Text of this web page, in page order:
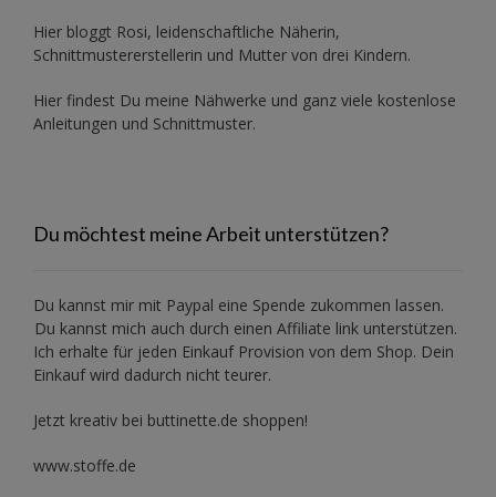
Hier bloggt Rosi, leidenschaftliche Näherin,
Schnittmustererstellerin und Mutter von drei Kindern.
Hier findest Du meine Nähwerke und ganz viele kostenlose
Anleitungen und Schnittmuster.
Du möchtest meine Arbeit unterstützen?
Du kannst mir mit Paypal eine Spende zukommen lassen.
Du kannst mich auch durch einen Affiliate link unterstützen.
Ich erhalte für jeden Einkauf Provision von dem Shop. Dein
Einkauf wird dadurch nicht teurer.
Jetzt kreativ bei buttinette.de shoppen!
www.stoffe.de